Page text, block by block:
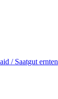
/​ Saatgut ernten